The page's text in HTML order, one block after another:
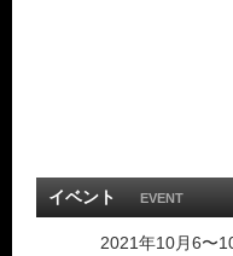
イベント EVENT
2021年10月6〜